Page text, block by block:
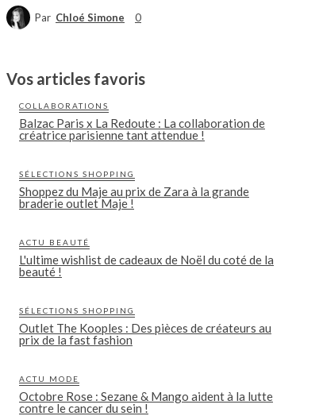
Par Chloé Simone 0
Vos articles favoris
COLLABORATIONS
Balzac Paris x La Redoute : La collaboration de
créatrice parisienne tant attendue !
SÉLECTIONS SHOPPING
Shoppez du Maje au prix de Zara à la grande
braderie outlet Maje !
ACTU BEAUTÉ
L'ultime wishlist de cadeaux de Noël du coté de la
beauté !
SÉLECTIONS SHOPPING
Outlet The Kooples : Des pièces de créateurs au
prix de la fast fashion
ACTU MODE
Octobre Rose : Sezane & Mango aident à la lutte
contre le cancer du sein !